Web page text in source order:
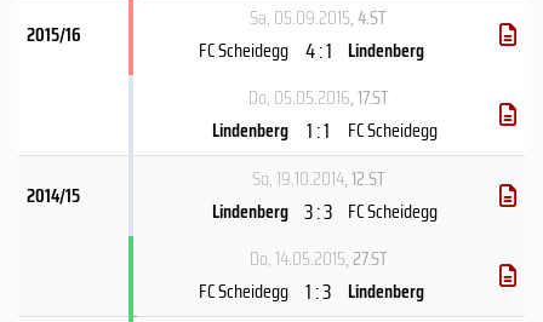
2015/16
Sa, 05.09.2015, 4.ST
FC Scheidegg 4 : 1 Lindenberg
Do, 05.05.2016, 17.ST
Lindenberg 1 : 1 FC Scheidegg
2014/15
So, 19.10.2014, 12.ST
Lindenberg 3 : 3 FC Scheidegg
Do, 14.05.2015, 27.ST
FC Scheidegg 1 : 3 Lindenberg